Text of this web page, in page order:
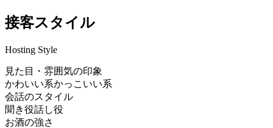
接客スタイル
Hosting Style
見た目・雰囲気の印象
かわいい系かっこいい系
会話のスタイル
聞き役話し役
お酒の強さ